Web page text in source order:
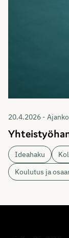
20.4.2026 -
Ideahaku
Koulutus ja